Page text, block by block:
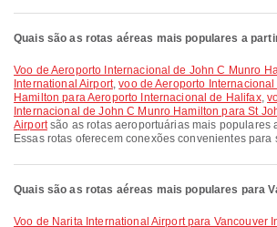
Quais são as rotas aéreas mais populares a
voo de Aeroporto Internacional de John C Munro Hamilton para Vancouver
International Airport,voo de Aeroporto
Hamilton para Aeroporto Internacional de Halifax,
Internacional de John C Munro Hamilton para St
Airportsão as rotas aeroportuárias mais populares
Essas rotas oferecem conexões convenientes para
Quais são as rotas aéreas mais populares para
voo de Narita International Airport para Vancouver